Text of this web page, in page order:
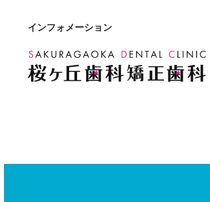
インフォメーション